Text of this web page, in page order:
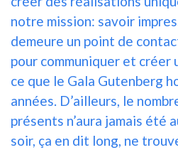
notre mission: savoir
demeure un point de
pour communiquer et créer
ce que le Gala Gutenberg
années. D’ailleurs, le
présents n’aura jamais été
soir, ça en dit long, ne